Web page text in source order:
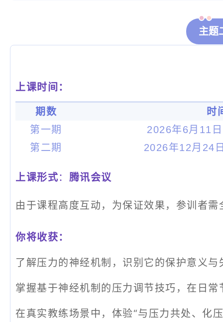
主题
上课时间：
期数
时
第一期
2026年6月11
第二期
2026年12月24
上课形式： 腾讯会议
由于课程高度互动，为保证效果，参训者需
你将收获：
了解压力的神经机制，识别它的保护意义与
掌握基于神经机制的压力调节技巧，在日常
在真实教练场景中，体验“与压力共处、化